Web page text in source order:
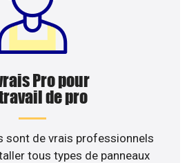
Pro pour
de pro
sont de vrais professionnels
tous types de panneaux